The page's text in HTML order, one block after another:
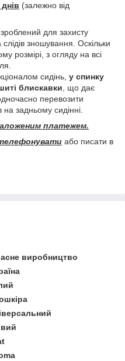
(залежно від
для захисту
зношування. Оскільки
розмірі, з огляду на всі
сидінь, у спинку
блискавки, що дає
перевозити
на задньому сидінні.
платежем.
або писати в
виробництво